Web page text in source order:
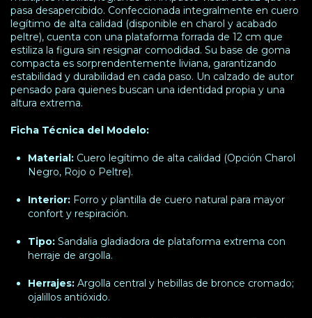
pasa desapercibido. Confeccionada integralmente en cuero
legítimo de alta calidad (disponible en charol y acabado
peltre), cuenta con una plataforma forrada de 12 cm que
estiliza la figura sin resignar comodidad. Su base de goma
compacta es sorprendentemente liviana, garantizando
estabilidad y durabilidad en cada paso. Un calzado de autor
pensado para quienes buscan una identidad propia y una
altura extrema.
Ficha Técnica del Modelo:
Material: Cuero legítimo de alta calidad (Opción Charol
Negro, Rojo o Peltre).
Interior: Forro y plantilla de cuero natural para mayor
confort y respiración.
Tipo: Sandalia gladiadora de plataforma extrema con
herraje de argolla.
Herrajes: Argolla central y hebillas de bronce cromado;
ojalillos antióxido.